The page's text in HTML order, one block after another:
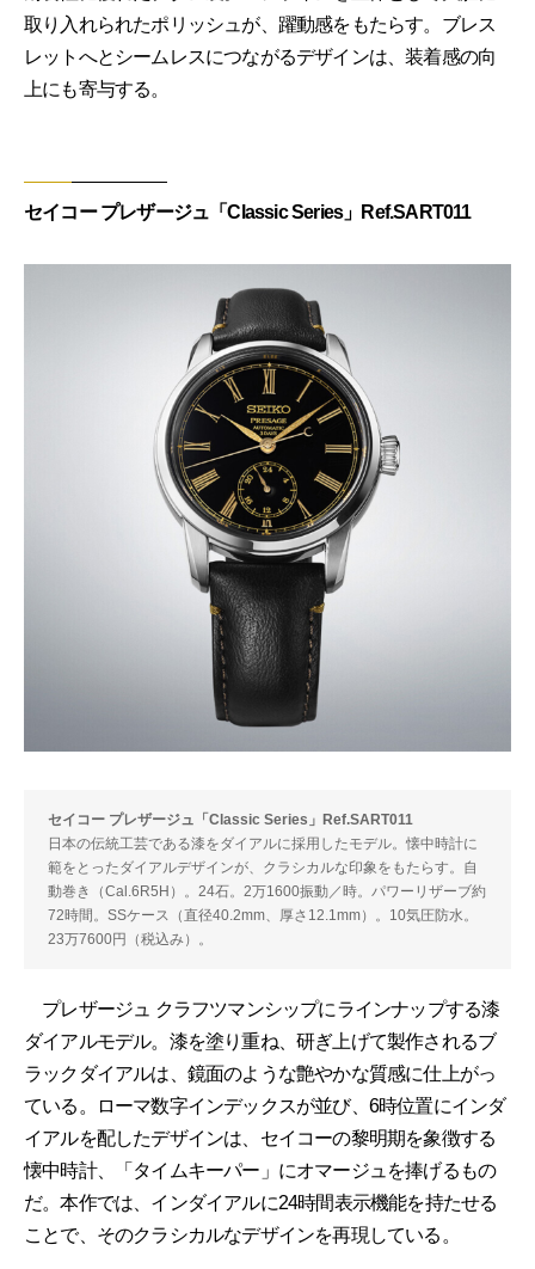
取り入れられたポリッシュが、躍動感をもたらす。ブレス
レットへとシームレスにつながるデザインは、装着感の向
上にも寄与する。
セイコー プレザージュ「Classic Series」Ref.SART011
セイコー プレザージュ「Classic Series」Ref.SART011
日本の伝統工芸である漆をダイアルに採用したモデル。懐中時計に
範をとったダイアルデザインが、クラシカルな印象をもたらす。自
動巻き（Cal.6R5H）。24石。2万1600振動／時。パワーリザーブ約
72時間。SSケース（直径40.2mm、厚さ12.1mm）。10気圧防水。
23万7600円（税込み）。
プレザージュ クラフツマンシップにラインナップする漆
ダイアルモデル。漆を塗り重ね、研ぎ上げて製作されるブ
ラックダイアルは、鏡面のような艶やかな質感に仕上がっ
ている。ローマ数字インデックスが並び、6時位置にインダ
イアルを配したデザインは、セイコーの黎明期を象徴する
懐中時計、「タイムキーパー」にオマージュを捧げるもの
だ。本作では、インダイアルに24時間表示機能を持たせる
ことで、そのクラシカルなデザインを再現している。